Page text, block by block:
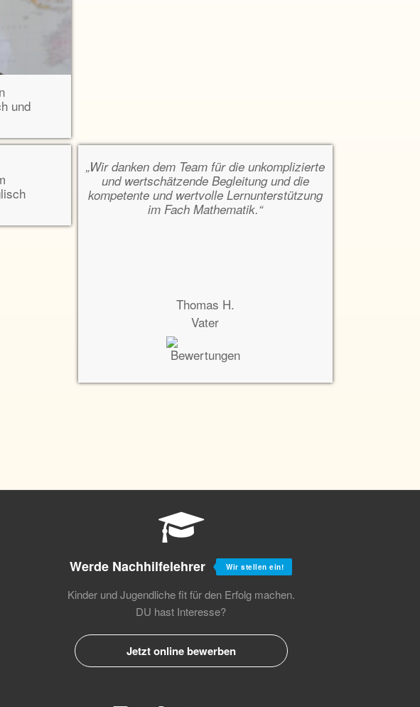
und
„Wir danken dem Team für die unkomplizierte
und wertschätzende Begleitung und die
kompetente und wertvolle Lernunterstützung
im Fach Mathematik.“
Thomas H.
Vater
Werde Nachhilfelehrer Wir stellen ein!
Kinder und Jugendliche fit für den Erfolg machen.
DU hast Interesse?
Jetzt online bewerben